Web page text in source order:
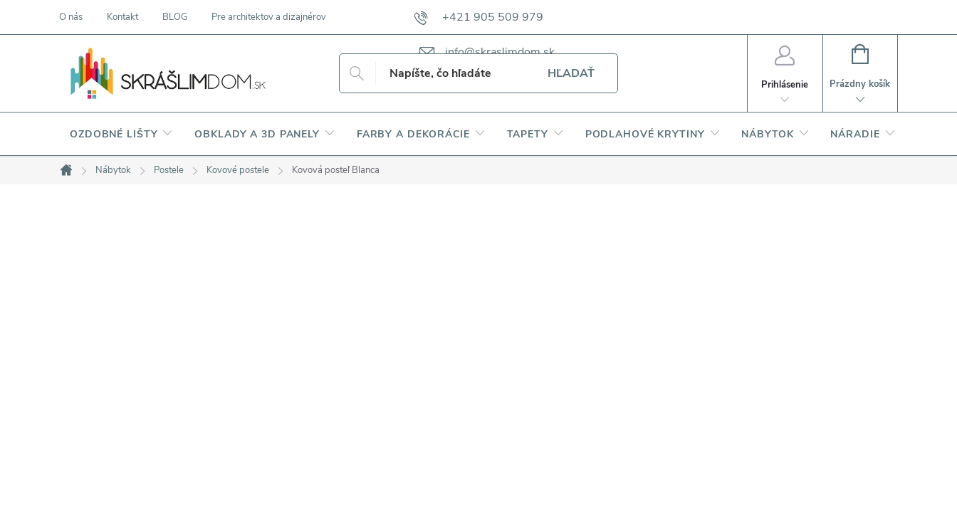
+421 905 509 979
info@skraslimdom.sk
O nás Kontakt BLOG Pre architektov a dizajnérov VZORKOVNÍKY TKANÍN CAMFERO VZORKOVNÍK TKANÍN DAPPI
HĽADAŤ
Prihlásenie
NÁKUPNÝ
Prázdny košík
OZDOBNÉ LIŠTY OBKLADY A 3D PANELY FARBY A DEKORÁCIE TAPETY PODLAHOVÉ KRYTINY NÁBYTOK NÁRADIE
Domov
Nábytok Postele Kovové postele Kovová posteľ Blanca